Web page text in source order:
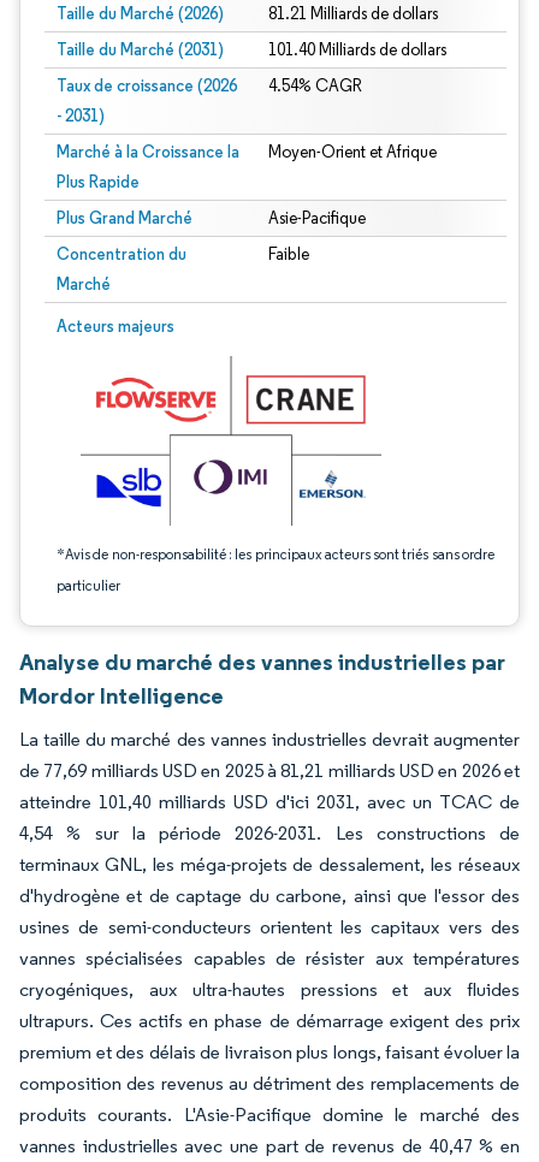
Taille du Marché (2026) 81.21 Milliards de dollars
Taille du Marché (2031) 101.40 Milliards de dollars
Taux de croissance (2026
- 2031)
4.54% CAGR
Marché à la Croissance la
Plus Rapide
Moyen-Orient et Afrique
Plus Grand Marché Asie-Pacifique
Concentration du
Marché
Faible
Acteurs majeurs
*Avis de non-responsabilité : les principaux acteurs sont triés sans ordre
particulier
Image © Mordor Intelligence. La réutilisation nécessite une attribution sous CC
Analyse du marché des vannes industrielles par
Mordor Intelligence
La taille du marché des vannes industrielles devrait augmenter
de 77,69 milliards USD en 2025 à 81,21 milliards USD en 2026 et
atteindre 101,40 milliards USD d'ici 2031, avec un TCAC de
4,54 % sur la période 2026-2031. Les constructions de
terminaux GNL, les méga-projets de dessalement, les réseaux
d'hydrogène et de captage du carbone, ainsi que l'essor des
usines de semi-conducteurs orientent les capitaux vers des
vannes spécialisées capables de résister aux températures
cryogéniques, aux ultra-hautes pressions et aux fluides
ultrapurs. Ces actifs en phase de démarrage exigent des prix
premium et des délais de livraison plus longs, faisant évoluer la
composition des revenus au détriment des remplacements de
produits courants. L'Asie-Pacifique domine le marché des
vannes industrielles avec une part de revenus de 40,47 % en